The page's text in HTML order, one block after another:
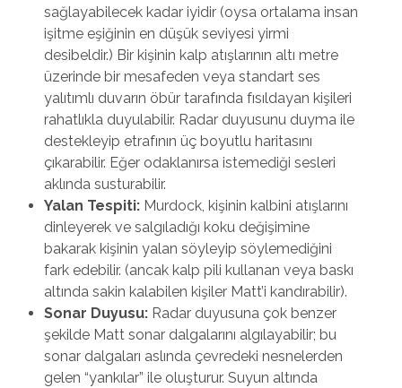
sağlayabilecek kadar iyidir (oysa ortalama insan
işitme eşiğinin en düşük seviyesi yirmi
desibeldir.) Bir kişinin kalp atışlarının altı metre
üzerinde bir mesafeden veya standart ses
yalıtımlı duvarın öbür tarafında fısıldayan kişileri
rahatlıkla duyulabilir. Radar duyusunu duyma ile
destekleyip etrafının üç boyutlu haritasını
çıkarabilir. Eğer odaklanırsa istemediği sesleri
aklında susturabilir.
Yalan Tespiti:Murdock, kişinin kalbini atışlarını
dinleyerek ve salgıladığı koku değişimine
bakarak kişinin yalan söyleyip söylemediğini
fark edebilir. (ancak kalp pili kullanan veya baskı
altında sakin kalabilen kişiler Matt’i kandırabilir).
Sonar Duyusu:Radar duyusuna çok benzer
şekilde Matt sonar dalgalarını algılayabilir; bu
sonar dalgaları aslında çevredeki nesnelerden
gelen “yankılar” ile oluşturur. Suyun altında